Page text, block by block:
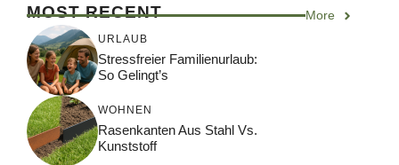
MOST RECENT More
URLAUB
Stressfreier Familienurlaub:
So Gelingt’s
WOHNEN
Rasenkanten Aus Stahl Vs.
Kunststoff